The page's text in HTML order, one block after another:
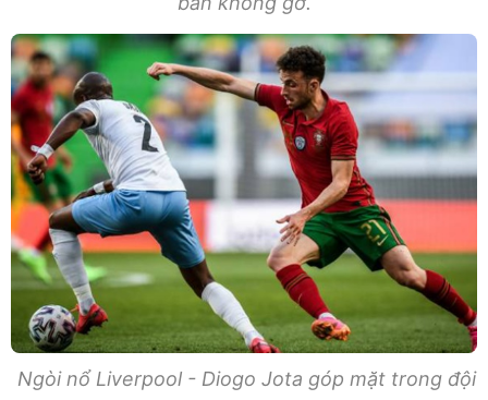
Ngòi nổ Liverpool - Diogo Jota góp mặt trong đội